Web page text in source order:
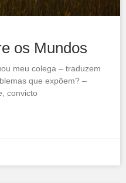
os Mundos
meu colega – traduzem
que expõem? –
convicto